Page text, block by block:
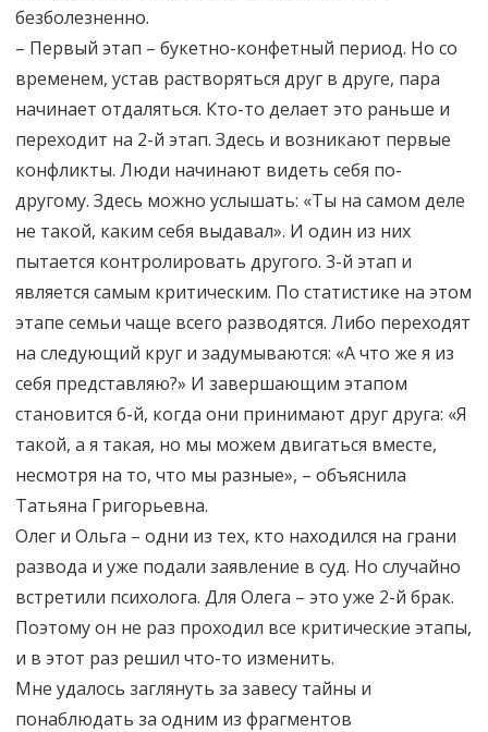
безболезненно.
– Первый этап – букетно-конфетный период. Но со
временем, устав растворяться друг в друге, пара
начинает отдаляться. Кто-то делает это раньше и
переходит на 2-й этап. Здесь и возникают первые
конфликты. Люди начинают видеть себя по-
другому. Здесь можно услышать: «Ты на самом деле
не такой, каким себя выдавал». И один из них
пытается контролировать другого. 3-й этап и
является самым критическим. По статистике на этом
этапе семьи чаще всего разводятся. Либо переходят
на следующий круг и задумываются: «А что же я из
себя представляю?» И завершающим этапом
становится 6-й, когда они принимают друг друга: «Я
такой, а я такая, но мы можем двигаться вместе,
несмотря на то, что мы разные», – объяснила
Татьяна Григорьевна.
Олег и Ольга – одни из тех, кто находился на грани
развода и уже подали заявление в суд. Но случайно
встретили психолога. Для Олега – это уже 2-й брак.
Поэтому он не раз проходил все критические этапы,
и в этот раз решил что-то изменить.
Мне удалось заглянуть за завесу тайны и
понаблюдать за одним из фрагментов